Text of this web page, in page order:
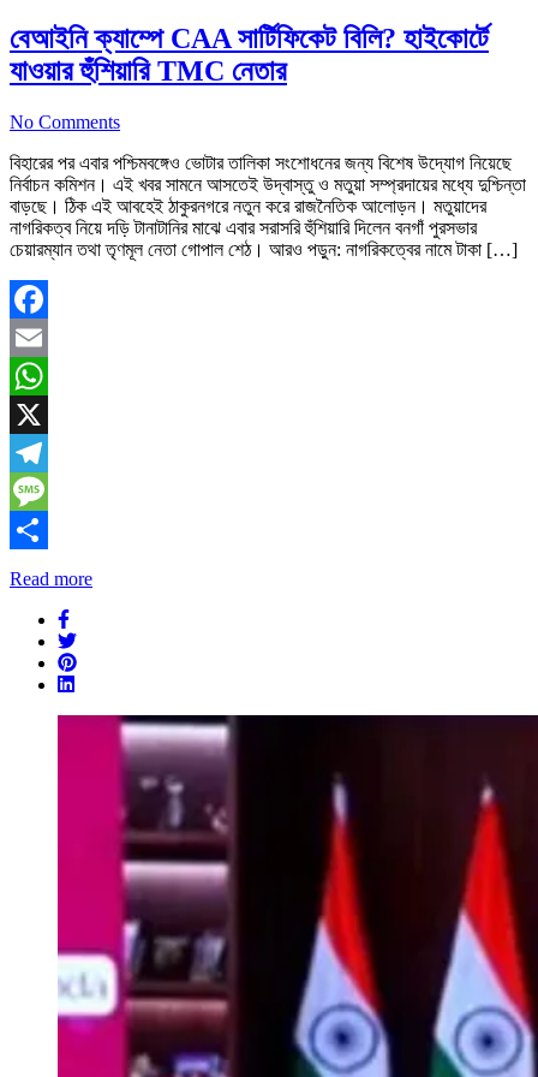
বেআইনি ক্যাম্পে CAA সার্টিফিকেট বিলি? হাইকোর্টে
যাওয়ার হুঁশিয়ারি TMC নেতার
No Comments
বিহারের পর এবার পশ্চিমবঙ্গেও ভোটার তালিকা সংশোধনের জন্য বিশেষ উদ্যোগ নিয়েছে
নির্বাচন কমিশন। এই খবর সামনে আসতেই উদ্বাস্তু ও মতুয়া সম্প্রদায়ের মধ্যে দুশ্চিন্তা
বাড়ছে। ঠিক এই আবহেই ঠাকুরনগরে নতুন করে রাজনৈতিক আলোড়ন। মতুয়াদের
নাগরিকত্ব নিয়ে দড়ি টানাটানির মাঝে এবার সরাসরি হুঁশিয়ারি দিলেন বনগাঁ পুরসভার
চেয়ারম্যান তথা তৃণমূল নেতা গোপাল শেঠ। আরও পড়ুন: নাগরিকত্বের নামে টাকা […]
Facebook
Email
WhatsApp
X
Telegram
Message
Share
Read more